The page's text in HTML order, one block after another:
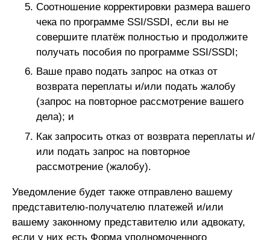
Соотношение корректировки размера вашего
чека по программе SSI/SSDI, если вы не
совершите платёж полностью и продолжите
получать пособия по программе SSI/SSDI;
Ваше право подать запрос на отказ от
возврата переплаты и/или подать жалобу
(запрос на повторное рассмотрение вашего
дела); и
Как запросить отказ от возврата переплаты и/
или подать запрос на повторное
рассмотрение (жалобу).
Уведомление будет также отправлено вашему
представителю-получателю платежей и/или
вашему законному представителю или адвокату,
если у них есть Форма уполномоченного